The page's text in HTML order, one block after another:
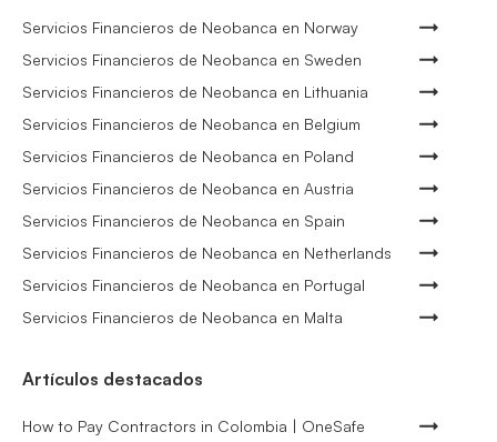
Servicios Financieros de Neobanca en Norway
Servicios Financieros de Neobanca en Sweden
Servicios Financieros de Neobanca en Lithuania
Servicios Financieros de Neobanca en Belgium
Servicios Financieros de Neobanca en Poland
Servicios Financieros de Neobanca en Austria
Servicios Financieros de Neobanca en Spain
Servicios Financieros de Neobanca en Netherlands
Servicios Financieros de Neobanca en Portugal
Servicios Financieros de Neobanca en Malta
Artículos destacados
How to Pay Contractors in Colombia | OneSafe